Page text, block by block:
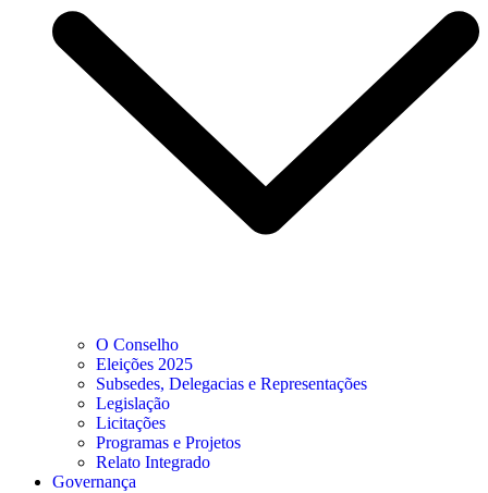
O Conselho
Eleições 2025
Subsedes, Delegacias e Representações
Legislação
Licitações
Programas e Projetos
Relato Integrado
Governança